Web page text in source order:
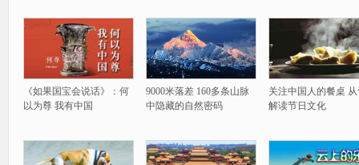
《如果国宝会说话》：何
以为尊 我有中国
9000米落差 160多条山脉
中隐藏的自然密码
关注中国人的餐桌
解读节日文化